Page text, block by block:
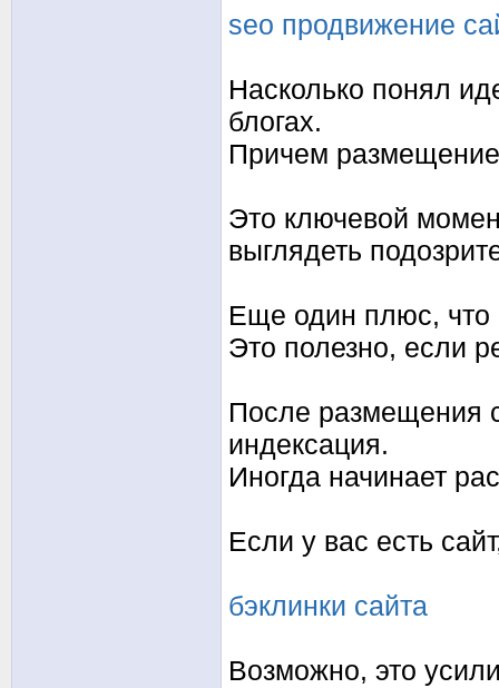
seo продвижение
Насколько понял
блогах.
Причем
Это ключевой
выглядеть
Еще один плюс, что
Это полезно, если
После размещения
индексация.
Иногда начинает
Если у вас есть
бэклинки сайта
Возможно, это